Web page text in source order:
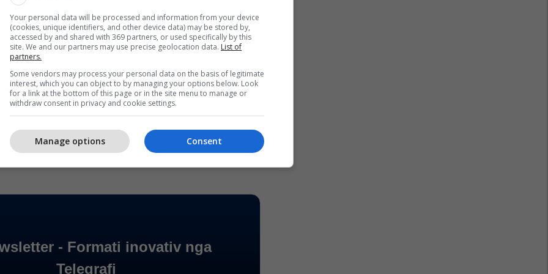
dhe “Telegram”, është takuar fizikisht
me zyrtarin e BIA-s me nofkën “Qira”.
po ashtu i ka propozuar gjykatës që Jevtiqit t’i
funksioneve në administratën publike në
vjetëve, vazhdimin e masës së paraburgimit,
parave të gatshme në vlerë prej 2 milionë
si dhe 7 mijë e 3 euro, si pasuri e fituar me
“Spiunazhi”. /KP/
Your personal data will be processed and information from your device
(cookies, unique identifiers, and other device data) may be stored by,
accessed by and shared with 369 partners, or used specifically by this
site. We and our partners may use precise geolocation data. List of
partners.
Some vendors may process your personal data on the basis of legitimate
interest, which you can object to by managing your options below. Look
for a link at the bottom of this page or in the site menu to manage or
withdraw consent in privacy and cookie settings.
Consent
Manage options